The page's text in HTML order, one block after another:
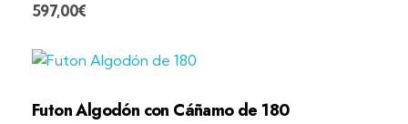
597,00€
Futon Algodón con Cáñamo de 180